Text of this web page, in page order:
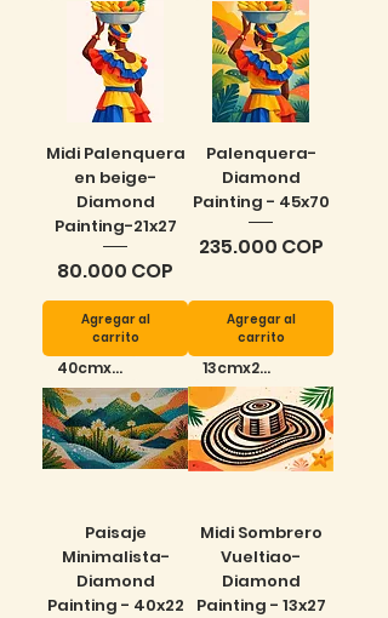
Midi Palenquera
en beige-
Diamond
Painting-21x27
Precio
80.000 COP
Agregar al
carrito
Palenquera-
Diamond
Painting - 45x70
Precio
235.000 COP
Agregar al
carrito
40cmx22cm
Paisaje
Minimalista-
Diamond
Painting - 40x22
13cmx27cm
Midi Sombrero
Vueltiao-
Diamond
Painting - 13x27